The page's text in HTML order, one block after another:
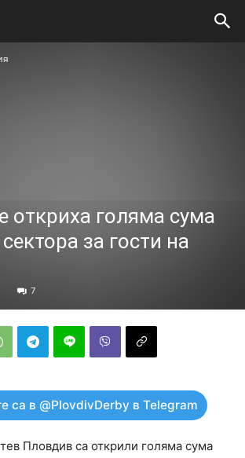
откриха голяма сума
за гости на
7
са в @PlovdivDerby в Telegram
Пловдив са открили голяма сума